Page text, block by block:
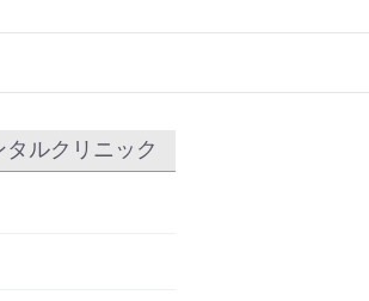
ルクリニック